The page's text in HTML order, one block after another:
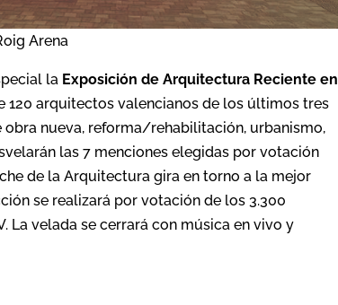
Arena
la Exposición de Arquitectura Reciente en
120 arquitectos valencianos de los últimos tres
nueva, reforma/rehabilitación, urbanismo,
las 7 menciones elegidas por votación
de la Arquitectura gira en torno a la mejor
se realizará por votación de los 3.300
La velada se cerrará con música en vivo y